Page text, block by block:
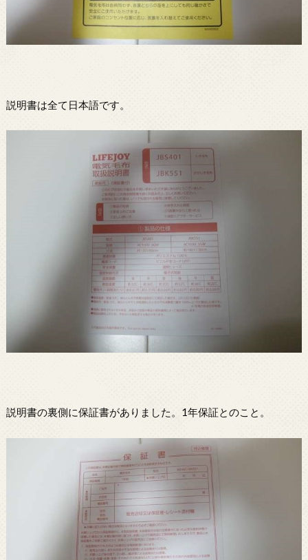
説明書は全て日本語です。
説明書の裏側に保証書がありました。1年保証とのこと。